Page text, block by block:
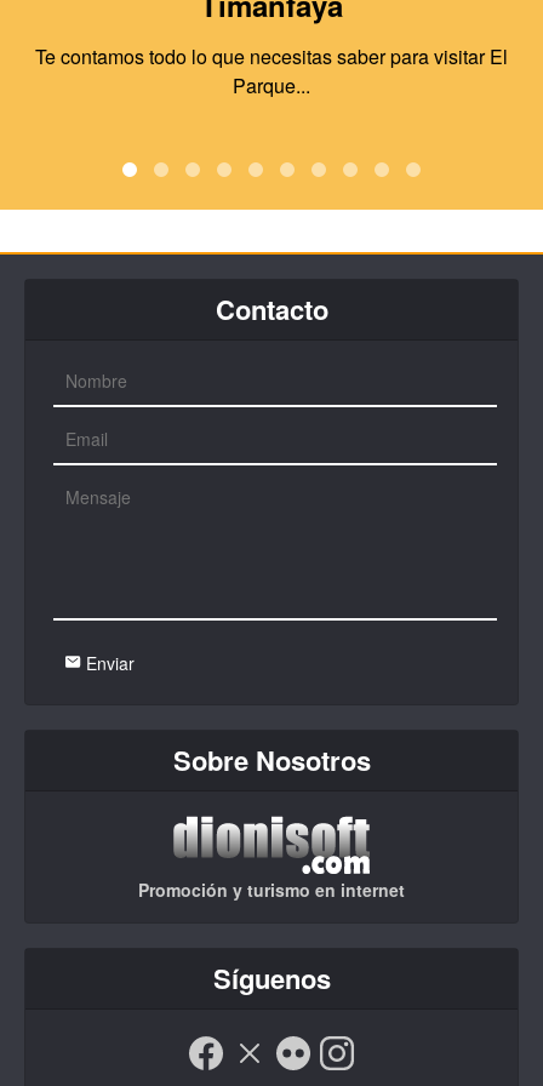
Te contamos todo lo que necesitas saber para visitar El
Parque...
Contacto
Enviar
Sobre Nosotros
Promoción y turismo en internet
Síguenos